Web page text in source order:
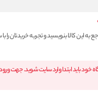
به این کالا بنویسید و تجربه خریدتان را
خود باید ابتدا وارد سایت شوید. جهت